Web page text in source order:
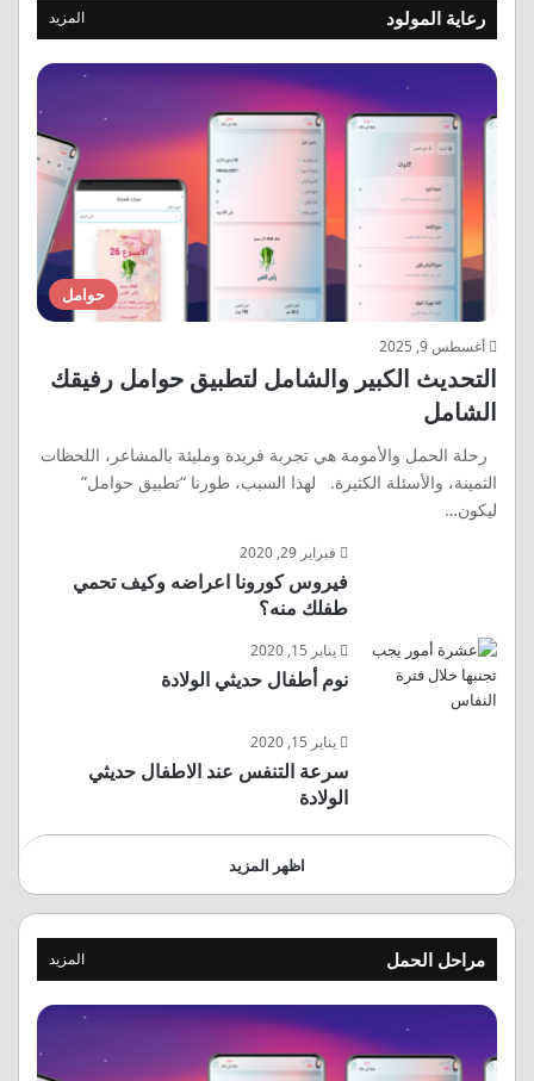
رعاية المولود المزيد
حوامل
أغسطس 9, 2025
التحديث الكبير والشامل لتطبيق حوامل رفيقك
الشامل
رحلة الحمل والأمومة هي تجربة فريدة ومليئة بالمشاعر، اللحظات
الثمينة، والأسئلة الكثيرة. لهذا السبب، طورنا “تطبيق حوامل”
ليكون…
فبراير 29, 2020
فيروس كورونا اعراضه وكيف تحمي
طفلك منه؟
يناير 15, 2020
نوم أطفال حديثي الولادة
يناير 15, 2020
سرعة التنفس عند الاطفال حديثي
الولادة
اظهر المزيد
مراحل الحمل المزيد